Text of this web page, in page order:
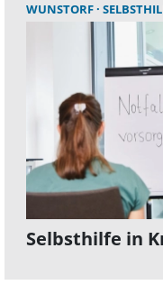
WUNSTORF
Selbsthilfe in